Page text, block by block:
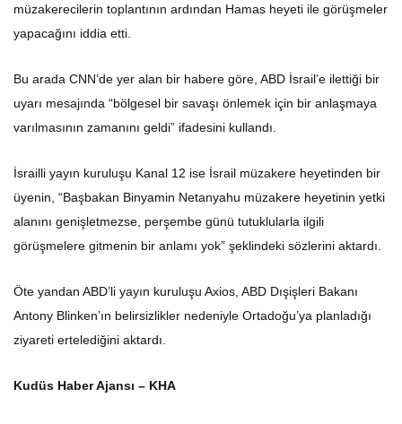
müzakerecilerin toplantının ardından Hamas heyeti ile görüşmeler
yapacağını iddia etti.
Bu arada CNN’de yer alan bir habere göre, ABD İsrail’e ilettiği bir
uyarı mesajında “bölgesel bir savaşı önlemek için bir anlaşmaya
varılmasının zamanını geldi” ifadesini kullandı.
İsrailli yayın kuruluşu Kanal 12 ise İsrail müzakere heyetinden bir
üyenin, “Başbakan Binyamin Netanyahu müzakere heyetinin yetki
alanını genişletmezse, perşembe günü tutuklularla ilgili
görüşmelere gitmenin bir anlamı yok” şeklindeki sözlerini aktardı.
Öte yandan ABD’li yayın kuruluşu Axios, ABD Dışişleri Bakanı
Antony Blinken’ın belirsizlikler nedeniyle Ortadoğu’ya planladığı
ziyareti ertelediğini aktardı.
Kudüs Haber Ajansı – KHA